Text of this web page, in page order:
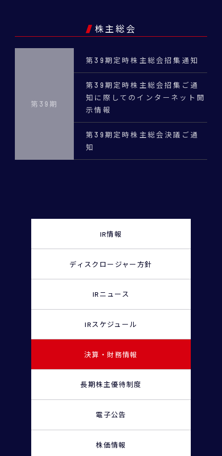
株主総会
第39期
第39期定時株主総会招集通知
第39期定時株主総会招集ご通
知に際してのインターネット開
示情報
第39期定時株主総会決議ご通
知
IR情報
ディスクロージャー方針
IRニュース
IRスケジュール
決算・財務情報
長期株主優待制度
電子公告
株価情報